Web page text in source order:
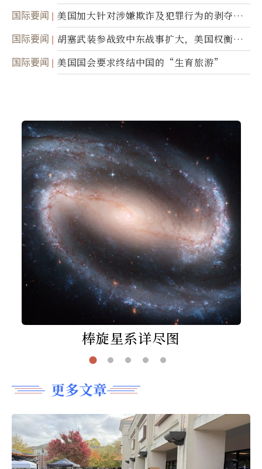
踪
国际要闻
美国加大针对涉嫌欺诈及犯罪行为的剥夺公
民权力度
国际要闻
胡塞武装参战致中东战事扩大，美国权衡地
面入侵的可能性
国际要闻 美国国会要求终结中国的“生育旅游”
棒旋星系详尽图
更多文章